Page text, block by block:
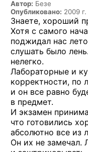
Автор: Безе
Опубликовано: 2009 г.
Знаете, хороший
Хотя с самого
поджидал нас
слушать было
нелегко.
Лабораторные и
корректности, по
и он все равно
в предмет.
И экзамен
что готовились
абсолютно все из
Он их не замечал.